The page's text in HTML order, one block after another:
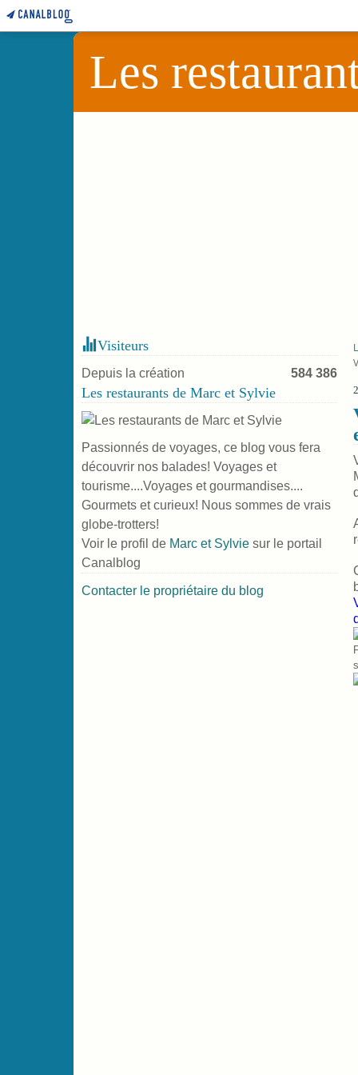
Les
Visiteurs
Depuis la création 584 386
Les restaurants de Marc et Sylvie
Passionnés de voyages, ce blog vous fera
découvrir nos balades! Voyages et
tourisme....Voyages et gourmandises....
Gourmets et curieux! Nous sommes de vrais
globe-trotters!
Voir le profil de Marc et Sylvie sur le portail
Canalblog
Contacter le propriétaire du blog